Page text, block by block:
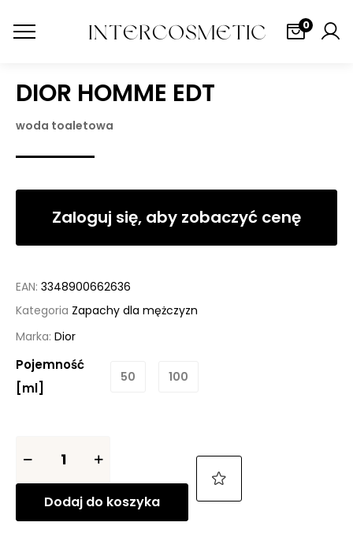
0
DIOR HOMME EDT
woda toaletowa
Zaloguj się, aby zobaczyć cenę
EAN: 3348900662636
Kategoria Zapachy dla mężczyzn
Marka: Dior
Pojemność
[ml]
50 100
Dodaj do koszyka